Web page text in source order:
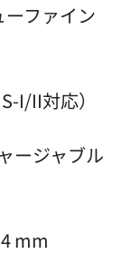
ファイン
I/II対応）
ージャブル
mm